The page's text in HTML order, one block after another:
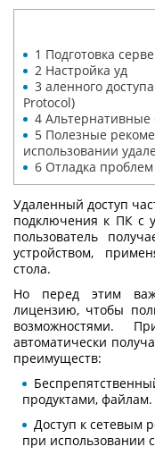
1 Подготовка
2 Настройка уд
3 аленного
Protocol)
4 Альтернативные
5 Полезные
использовании
6 Отладка
Удаленный доступ
подключения к ПК с
пользователь
устройством,
стола.
Но перед этим
лицензию, чтобы
возможностями.
автоматически
преимуществ:
продуктами, файлам.
Доступ к сетевым
при использовании